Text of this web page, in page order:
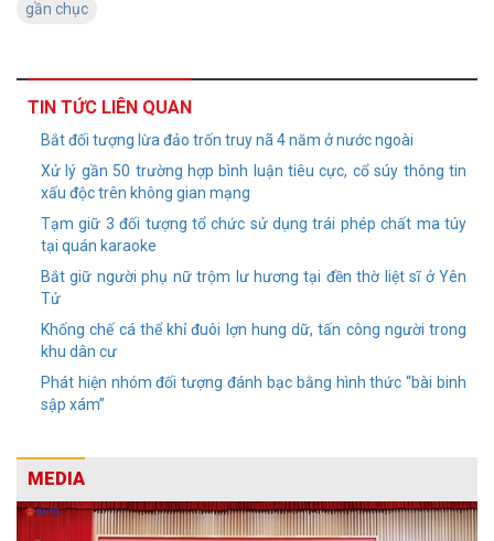
gần chục
TIN TỨC LIÊN QUAN
Bắt đối tượng lừa đảo trốn truy nã 4 năm ở nước ngoài
Xử lý gần 50 trường hợp bình luận tiêu cực, cổ súy thông tin
xấu độc trên không gian mạng
Tạm giữ 3 đối tượng tổ chức sử dụng trái phép chất ma túy
tại quán karaoke
Bắt giữ người phụ nữ trộm lư hương tại đền thờ liệt sĩ ở Yên
Tử
Khống chế cá thể khỉ đuôi lợn hung dữ, tấn công người trong
khu dân cư
Phát hiện nhóm đối tượng đánh bạc bằng hình thức “bài binh
sập xám”
MEDIA